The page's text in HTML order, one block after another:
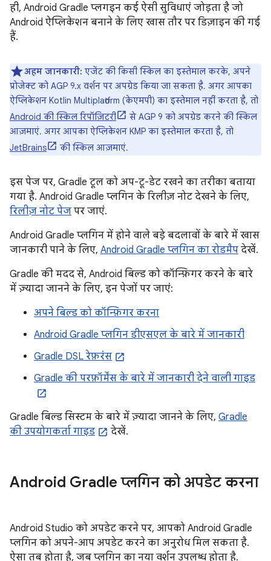
ही, Android Gradle प्लगइन कई ऐसी सुविधाएं जोड़ता है जो
Android ऐप्लिकेशन बनाने के लिए खास तौर पर डिज़ाइन की गई
हैं.
अहम जानकारी: एजेंट की किसी स्किल का इस्तेमाल करके, अपने
प्रोजेक्ट को AGP 9.x वर्शन पर अपग्रेड किया जा सकता है. अगर आपका
ऐप्लिकेशन Kotlin Multiplatform (केएमपी) का इस्तेमाल नहीं करता है, तो
Android की स्किल रिपॉज़िटरी
से AGP 9 को अपग्रेड करने की स्किल
आज़माएं. अगर आपका ऐप्लिकेशन KMP का इस्तेमाल करता है, तो
JetBrains
की स्किल आज़माएं.
इस पेज पर, Gradle टूल को अप-टू-डेट रखने का तरीका बताया
गया है. Android Gradle प्लगिन के रिलीज़ नोट देखने के लिए,
रिलीज़ नोट पेज पर जाएं.
Android Gradle प्लगिन में होने वाले बड़े बदलावों के बारे में खास
जानकारी पाने के लिए, Android Gradle प्लगिन का रोडमैप देखें.
Gradle की मदद से, Android बिल्ड को कॉन्फ़िगर करने के बारे
में ज़्यादा जानने के लिए, इन पेजों पर जाएं:
अपने बिल्ड को कॉन्फ़िगर करना
Android Gradle प्लगिन डीएसएल के बारे में जानकारी
Gradle DSL रेफ़रंस
Gradle की परफ़ॉर्मेंस के बारे में जानकारी देने वाली गाइड
Gradle बिल्ड सिस्टम के बारे में ज़्यादा जानने के लिए, Gradle
की उपयोगकर्ता गाइड
देखें.
Android Gradle प्लगिन को अपडेट करना
Android Studio को अपडेट करने पर, आपको Android Gradle
प्लगिन को अपने-आप अपडेट करने का अनुरोध मिल सकता है.
ऐसा तब होता है, जब प्लगिन का नया वर्शन उपलब्ध होता है.